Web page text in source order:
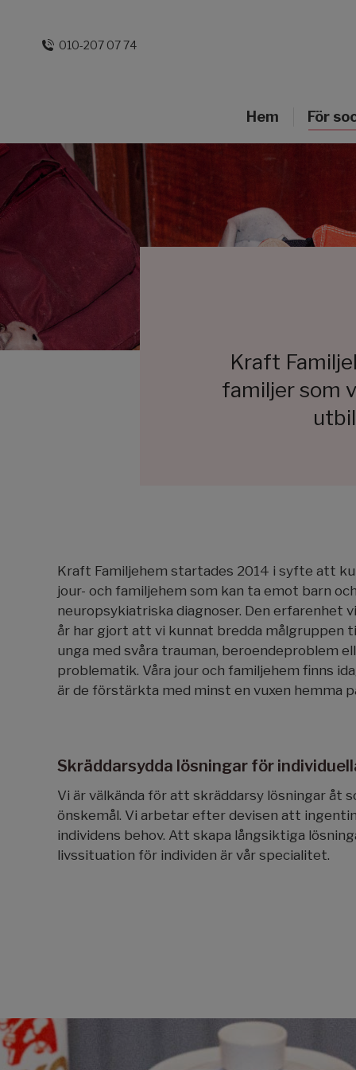
010-207 07 74
Hem För
Kraft
familjer som
Kraft Familjehem startades 2014 i syfte att
jour- och familjehem som kan ta emot barn
neuropsykiatriska diagnoser. Den erfarenhet
år har gjort att vi kunnat bredda målgruppen
unga med svåra trauman, beroendeproblem
problematik. Våra jour och familjehem finns
är de förstärkta med minst en vuxen hemma
Skräddarsydda lösningar för
Vi är välkända för att skräddarsy lösningar åt
önskemål. Vi arbetar efter devisen att
individens behov. Att skapa långsiktiga
livssituation för individen är vår specialitet.